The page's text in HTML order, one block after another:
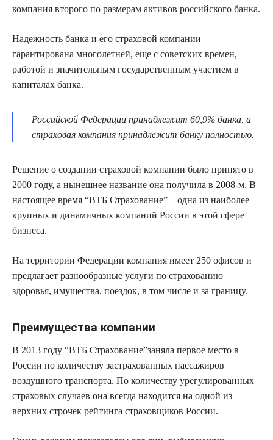
компания второго по размерам активов российского банка.
Надежность банка и его страховой компании
гарантирована многолетней, еще с советских времен,
работой и значительным государственным участием в
капиталах банка.
Российской Федерации принадлежит 60,9% банка, а
страховая компания принадлежит банку полностью.
Решение о создании страховой компании было принято в
2000 году, а нынешнее название она получила в 2008-м. В
настоящее время “ВТБ Страхование” – одна из наиболее
крупных и динамичных компаний России в этой сфере
бизнеса.
На территории Федерации компания имеет 250 офисов и
предлагает разнообразные услуги по страхованию
здоровья, имущества, поездок, в том числе и за границу.
Преимущества компании
В 2013 году “ВТБ Страхование”заняла первое место в
России по количеству застрахованных пассажиров
воздушного транспорта. По количеству урегулированных
страховых случаев она всегда находится на одной из
верхних строчек рейтинга страховщиков России.